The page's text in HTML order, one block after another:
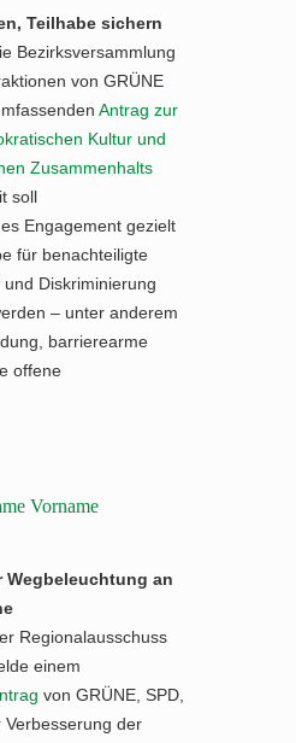
Teilhabe sichern
Bezirksversammlung
von GRÜNE
Antrag zur
Kultur und
Zusammenhalts
soll
Engagement gezielt
für benachteiligte
Diskriminierung
– unter anderem
barrierearme
offene
Wegbeleuchtung an
Regionalausschuss
einem
von GRÜNE, SPD,
Verbesserung der